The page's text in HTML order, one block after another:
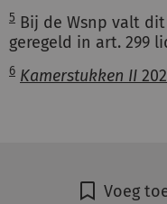
5 Bij de Wsnp valt
geregeld in art. 299
6 Kamerstukken II
Voeg